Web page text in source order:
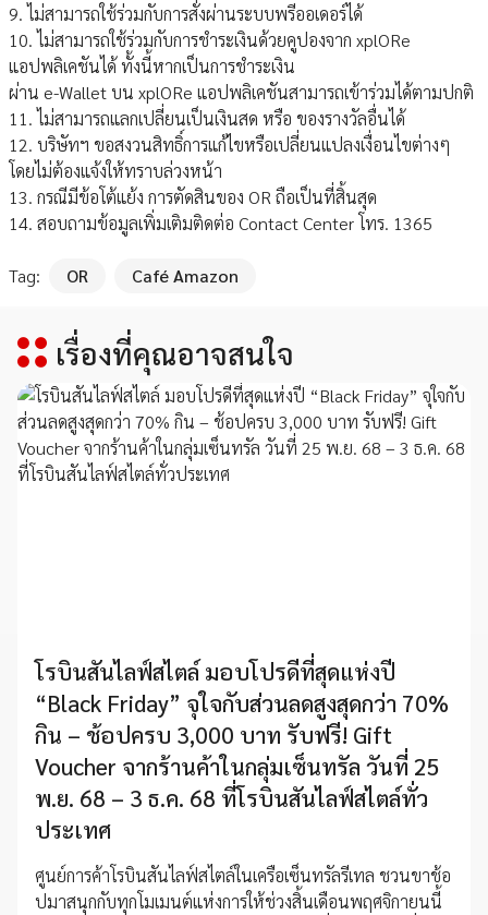
9. ไม่สามารถใช้ร่วมกับการสั่งผ่านระบบพรีออเดอร์ได้
10. ไม่สามารถใช้ร่วมกับการชําระเงินด้วยคูปองจาก xplORe
แอปพลิเคชันได้ ทั้งนี้หากเป็นการชําระเงิน
ผ่าน e-Wallet บน xplORe แอปพลิเคชันสามารถเข้าร่วมได้ตามปกติ
11. ไม่สามารถแลกเปลี่ยนเป็นเงินสด หรือ ของรางวัลอื่นได้
12. บริษัทฯ ขอสงวนสิทธิ์การแก้ไขหรือเปลี่ยนแปลงเงื่อนไขต่างๆ
โดยไม่ต้องแจ้งให้ทราบล่วงหน้า
13. กรณีมีข้อโต้แย้ง การตัดสินของ OR ถือเป็นที่สิ้นสุด
14. สอบถามข้อมูลเพิ่มเติมติดต่อ Contact Center โทร. 1365
Tag: OR Café Amazon
เรื่องที่คุณอาจสนใจ
โรบินสันไลฟ์สไตล์ มอบโปรดีที่สุดแห่งปี
“Black Friday” จุใจกับส่วนลดสูงสุดกว่า 70%
กิน – ช้อปครบ 3,000 บาท รับฟรี! Gift
Voucher จากร้านค้าในกลุ่มเซ็นทรัล วันที่ 25
พ.ย. 68 – 3 ธ.ค. 68 ที่โรบินสันไลฟ์สไตล์ทั่ว
ประเทศ
ศูนย์การค้าโรบินสันไลฟ์สไตล์ในเครือเซ็นทรัลรีเทล ชวนขาช้อ
ปมาสนุกกับทุกโมเมนต์แห่งการให้ช่วงสิ้นเดือนพฤศจิกายนนี้